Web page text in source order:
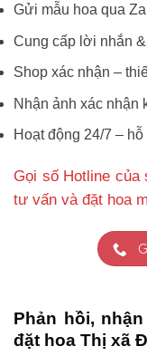
Gửi mẫu hoa qua
Cung cấp lời nhắn
Shop xác nhận –
Nhận ảnh xác nhận
Hoạt động 24/7 –
Gọi số Hotline của
tư vấn và đặt hoa
Phản hồi,
đặt hoa Thị xã